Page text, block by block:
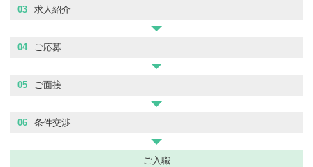
03 求人紹介
04 ご応募
05 ご面接
06 条件交渉
ご入職